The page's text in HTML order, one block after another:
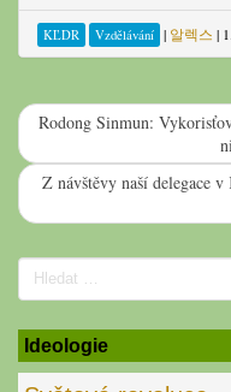
KĽDR Vzdělávání | 알렉스 |
Rodong Sinmun:
Z návštěvy naší delegace
Search
for:
Ideologie